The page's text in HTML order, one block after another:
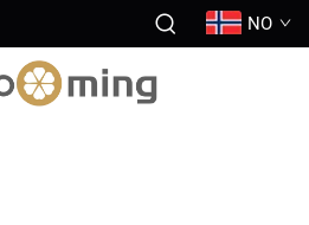
NO